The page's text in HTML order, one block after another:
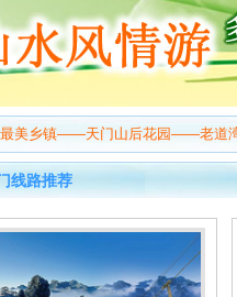
最美乡镇——天门山后花园——老道
线路推荐